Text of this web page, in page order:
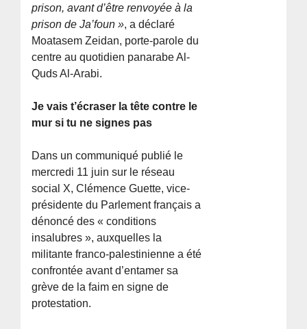
prison, avant d’être renvoyée à la
prison de Ja’foun », a déclaré
Moatasem Zeidan, porte-parole du
centre au quotidien panarabe Al-
Quds Al-Arabi.
Je vais t’écraser la tête contre le
mur si tu ne signes pas
Dans un communiqué publié le
mercredi 11 juin sur le réseau
social X, Clémence Guette, vice-
présidente du Parlement français a
dénoncé des « conditions
insalubres », auxquelles la
militante franco-palestinienne a été
confrontée avant d’entamer sa
grève de la faim en signe de
protestation.